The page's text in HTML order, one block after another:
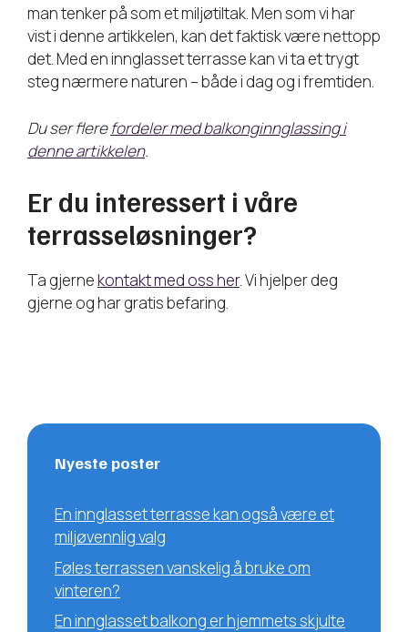
man tenker på som et miljøtiltak. Men som vi har
vist i denne artikkelen, kan det faktisk være nettopp
det. Med en innglasset terrasse kan vi ta et trygt
steg nærmere naturen – både i dag og i fremtiden.
Du ser flerefordeler med balkonginnglassing i
denne artikkelen.
Er du interessert i våre
terrasseløsninger?
Ta gjernekontakt med oss her. Vi hjelper deg
gjerne og har gratis befaring.
Nyeste poster
En innglasset terrasse kan også være et
miljøvennlig valg
Føles terrassen vanskelig å bruke om
vinteren?
En innglasset balkong er hjemmets skjulte